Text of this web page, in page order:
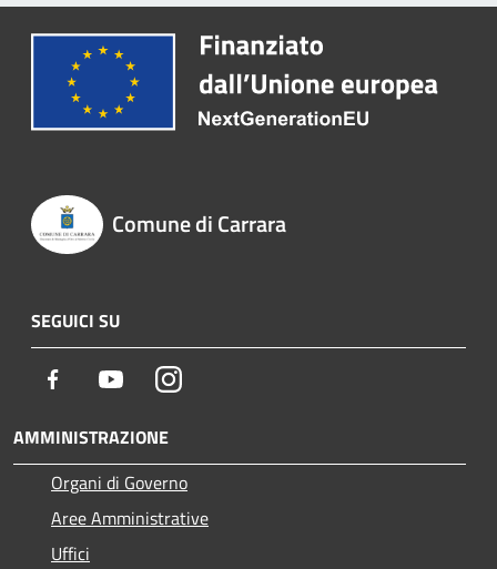
Comune di Carrara
SEGUICI SU
Facebook YoutubeInstagram
AMMINISTRAZIONE
Organi di Governo
Aree Amministrative
Uffici